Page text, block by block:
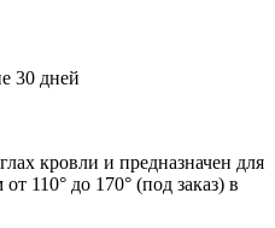
30 дней
кровли и предназначен для
110° до 170° (под заказ) в